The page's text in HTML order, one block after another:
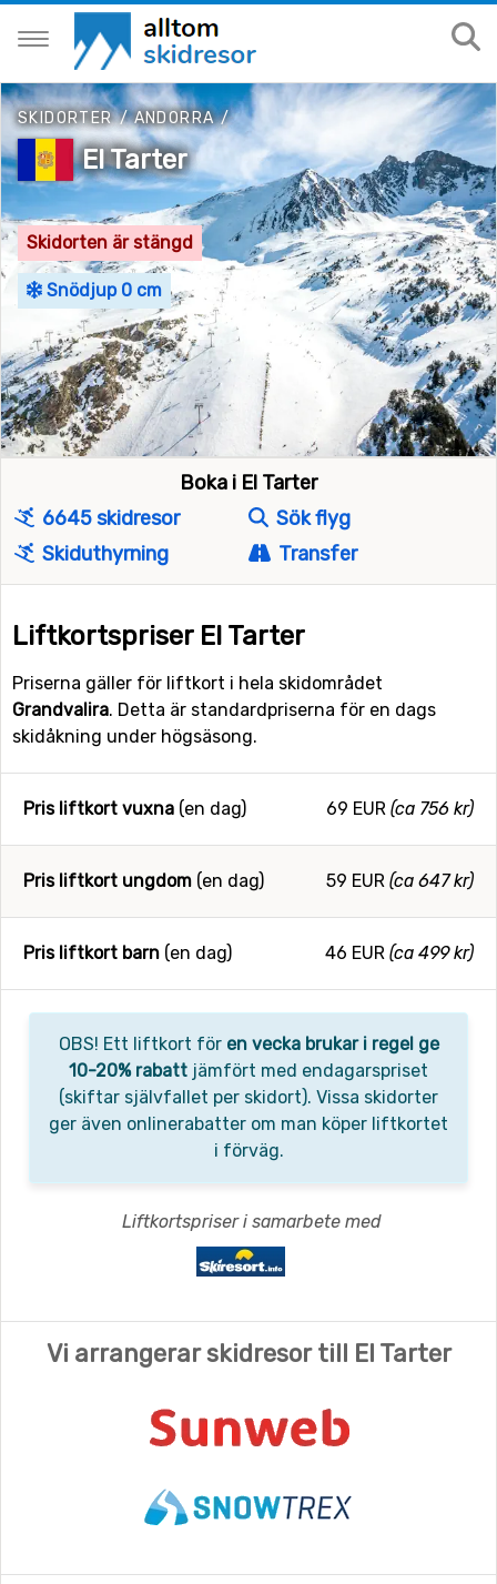
SKIDORTER/ANDORRA/
El Tarter
Skidorten är stängd
Snödjup 0 cm
Boka i El Tarter
6645 skidresor
Sök flyg
Skiduthyrning
Transfer
Liftkortspriser El Tarter
Priserna gäller för liftkort i hela skidområdet
Grandvalira. Detta är standardpriserna för en dags
skidåkning under högsäsong.
69 EUR (ca 756 kr)
Pris liftkort vuxna (en dag)
59 EUR (ca 647 kr)
Pris liftkort ungdom (en dag)
46 EUR (ca 499 kr)
Pris liftkort barn (en dag)
OBS! Ett liftkort för en vecka brukar i regel ge
10-20% rabatt jämfört med endagarspriset
(skiftar självfallet per skidort). Vissa skidorter
ger även onlinerabatter om man köper liftkortet
i förväg.
Liftkortspriser i samarbete med
Vi arrangerar skidresor till El Tarter